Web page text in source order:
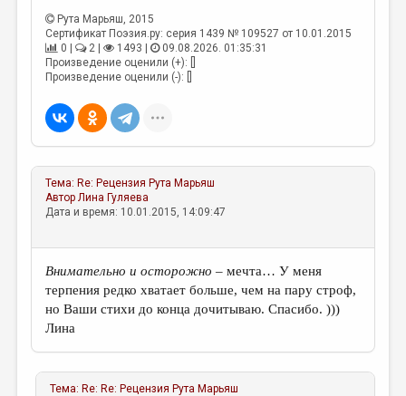
МАЛАЯ ПРОЗА
ЭССЕИСТИКА
ЛИТЕРАТУРОВЕДЕНИЕ
КУЛЬТУРОВЕДЕНИЕ
ПУБЛИЦИСТИКА
РЕЦЕНЗИРОВАНИЕ
ЦИКЛЫ ПУБЛИКАЦИЙ
МЕДИА
ВКОНТАКТЕ
Рута Марьяш, 2015
Сертификат Поэзия.ру: серия 1439 № 109527 от 10.01.2015
0 |
2 | 1493 |
09.08.2026. 01:35:31
Произведение оценили (+): []
Произведение оценили (-): []
Тема: Re: Рецензия Рута Марьяш
АвторЛина Гуляева
Дата и время: 10.01.2015, 14:09:47
Внимательно и осторожно – мечта… У меня
терпения редко хватает больше, чем на пару строф,
но Ваши стихи до конца дочитываю. Спасибо. )))
Лина
Тема: Re: Re: Рецензия Рута Марьяш